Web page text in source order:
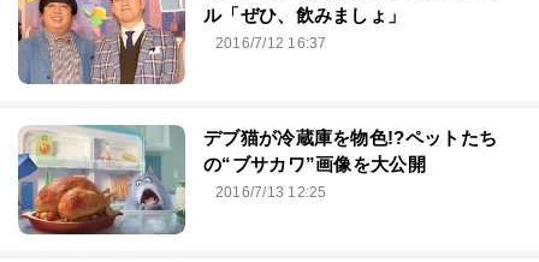
ル「ぜひ、飲みましょ」
2016/7/12 16:37
デブ猫が冷蔵庫を物色!?ペットたち
の“ブサカワ”画像を大公開
2016/7/13 12:25